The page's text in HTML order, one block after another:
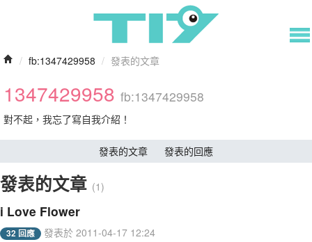
/ fb:1347429958 / 發表的文章
1347429958 fb:1347429958
對不起，我忘了寫自我介紹！
發表的文章 發表的回應
發表的文章 (1)
i Love Flower
32 回應 發表於 2011-04-17 12:24